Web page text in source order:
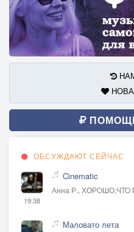
ОБСУЖДАЮТ СЕЙЧАС
19:38
Cinematic
Анна Р.,
Маловато лета